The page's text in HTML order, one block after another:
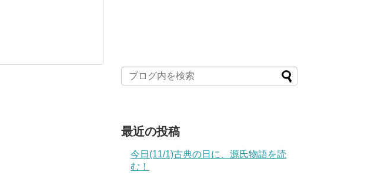
最近の投稿
今日(11/1)古典の日に、源氏物語を読
む！